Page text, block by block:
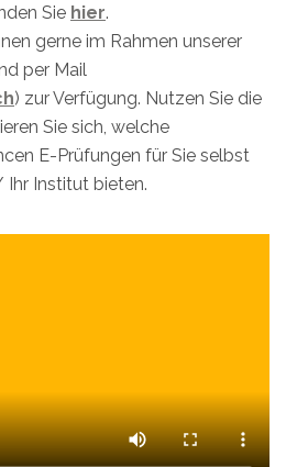
Sie hier.
gerne im Rahmen unserer
per Mail
) zur Verfügung. Nutzen Sie die
Sie sich, welche
E-Prüfungen für Sie selbst
Ihr Institut bieten.